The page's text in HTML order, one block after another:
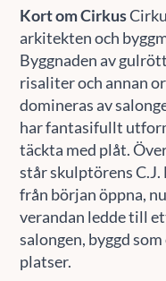
Kort om Cirkus
arkitekten och
Byggnaden av
risaliter och annan
domineras av
har fantasifullt
täckta med plåt.
står skulptörens
från början öppna,
verandan ledde till
salongen, byggd
platser.